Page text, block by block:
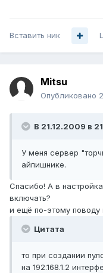
Вставить ник
Mitsu
Опубликовано
В 21.12.2009 в
У меня сервер
айпишнике.
Спасибо! А в
включать?
и ещё по-этому поводу
Цитата
то при создании
на 192.168.1.2